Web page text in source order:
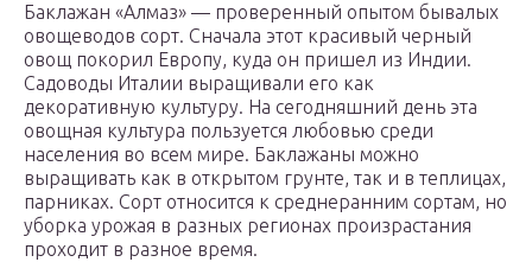
Баклажан «Алмаз» — проверенный опытом бывалых
овощеводов сорт. Сначала этот красивый черный
овощ покорил Европу, куда он пришел из Индии.
Садоводы Италии выращивали его как
декоративную культуру. На сегодняшний день эта
овощная культура пользуется любовью среди
населения во всем мире. Баклажаны можно
выращивать как в открытом грунте, так и в теплицах,
парниках. Сорт относится к среднеранним сортам, но
уборка урожая в разных регионах произрастания
проходит в разное время.